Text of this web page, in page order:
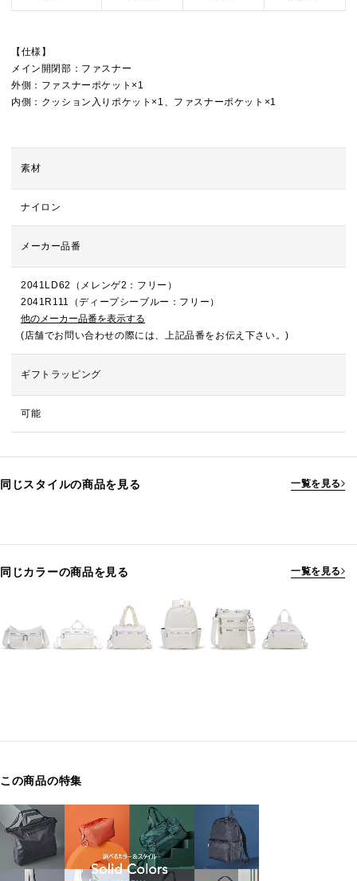
【仕様】
メイン開閉部：ファスナー
外側：ファスナーポケット×1
内側：クッション入りポケット×1、ファスナーポケット×1
素材
ナイロン
メーカー品番
2041LD62（メレンゲ2：フリー）
2041R111（ディープシーブルー：フリー）
他のメーカー品番を表示する
(店舗でお問い合わせの際には、上記品番をお伝え下さい。)
ギフトラッピング
可能
同じスタイルの商品を見る 一覧を見る
同じカラーの商品を見る 一覧を見る
この商品の特集